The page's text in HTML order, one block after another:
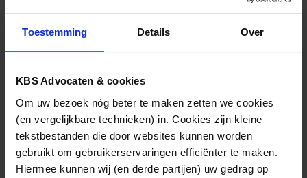
Toestemming Details Over
KBS Advocaten & cookies
Om uw bezoek nóg beter te maken zetten we cookies
(en vergelijkbare technieken) in. Cookies zijn kleine
tekstbestanden die door websites kunnen worden
gebruikt om gebruikerservaringen efficiënter te maken.
Hiermee kunnen wij (en derde partijen) uw gedrag op
Het met een opdracht gevormde dossier zal
gedurende vijf jaar worden bewaard, waarna
de Kamer van Koophandel te Utrecht onder KvK-
nummer 30265244. De voorwaarden zijn
gepubliceerd op www.kbsadvocaten.nl en zullen op
aanvraag kosteloos onverwijld worden toegezonden.